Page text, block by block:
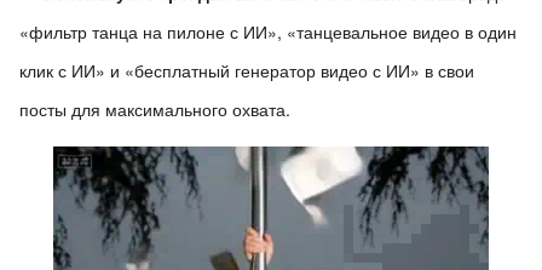
«фильтр танца на пилоне с ИИ», «танцевальное видео в один
клик с ИИ» и «бесплатный генератор видео с ИИ» в свои
посты для максимального охвата.